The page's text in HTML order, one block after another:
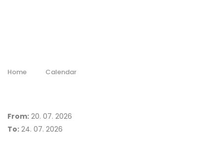
Home Calendar
From: 20. 07. 2026
To: 24. 07. 2026